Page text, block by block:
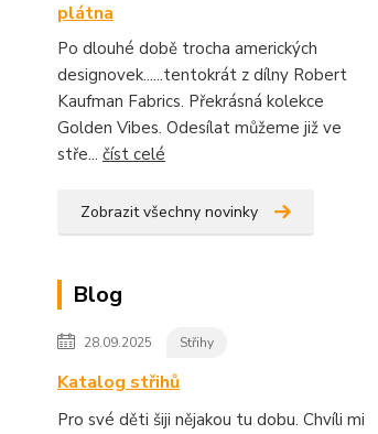
plátna
Po dlouhé době trocha amerických
designovek......tentokrát z dílny Robert
Kaufman Fabrics. Překrásná kolekce
Golden Vibes. Odesílat můžeme již ve
stře... číst celé
Zobrazit všechny novinky
Blog
28.09.2025 Střihy
Katalog střihů
Pro své děti šiji nějakou tu dobu. Chvíli mi